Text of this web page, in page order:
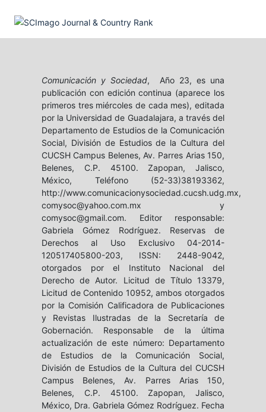
Comunicación y Sociedad, Año 23, es una
publicación con edición continua (aparece los
primeros tres miércoles de cada mes), editada
por la Universidad de Guadalajara, a través del
Departamento de Estudios de la Comunicación
Social, División de Estudios de la Cultura del
CUCSH Campus Belenes, Av. Parres Arias 150,
Belenes, C.P. 45100. Zapopan, Jalisco,
México, Teléfono (52-33)38193362,
http://www.comunicacionysociedad.cucsh.udg.mx,
comysoc@yahoo.com.mx y
comysoc@gmail.com. Editor responsable:
Gabriela Gómez Rodríguez. Reservas de
Derechos al Uso Exclusivo 04-2014-
120517405800-203, ISSN: 2448-9042,
otorgados por el Instituto Nacional del
Derecho de Autor. Licitud de Título 13379,
Licitud de Contenido 10952, ambos otorgados
por la Comisión Calificadora de Publicaciones
y Revistas Ilustradas de la Secretaría de
Gobernación. Responsable de la última
actualización de este número: Departamento
de Estudios de la Comunicación Social,
División de Estudios de la Cultura del CUCSH
Campus Belenes, Av. Parres Arias 150,
Belenes, C.P. 45100. Zapopan, Jalisco,
México, Dra. Gabriela Gómez Rodríguez. Fecha